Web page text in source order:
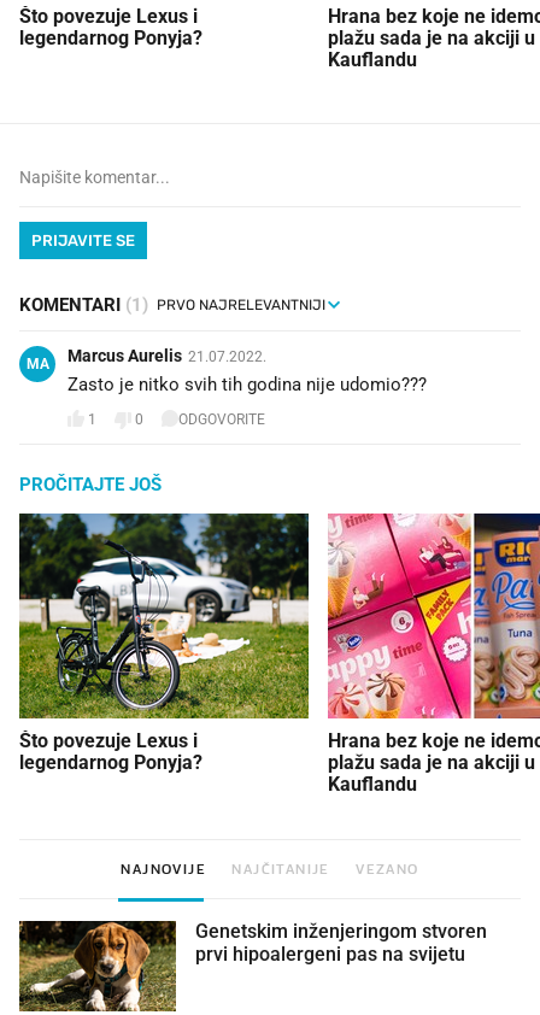
Što povezuje Lexus i
legendarnog Ponyja?
Hrana bez koje ne
plažu sada je na akciji u
Kauflandu
PRIJAVITE SE
KOMENTARI (1)
MA Marcus Aurelis 21.07.2022.
Zasto je nitko svih tih godina nije udomio???
1 0 ODGOVORITE
PROČITAJTE JOŠ
Što povezuje Lexus i
legendarnog Ponyja?
Hrana bez koje ne
plažu sada je na akciji u
Kauflandu
NAJNOVIJE NAJČITANIJE VEZANO
Genetskim inženjeringom stvoren
prvi hipoalergeni pas na svijetu